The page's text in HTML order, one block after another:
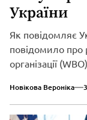
України
Як повідомляє
повідомило про
організації
Новікова Вероніка